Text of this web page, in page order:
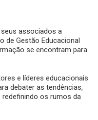
seus associados a
de Gestão Educacional
se encontram para
e líderes educacionais
debater as tendências,
os rumos da